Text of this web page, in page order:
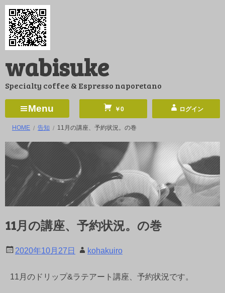
コ
ン
ツ
ス
ッ
wabisuke
Specialty coffee & Espresso naporetano
Menu ￥0 ログイン
HOME 告知 11月の講座、予約状況。の巻
11月の講座、予約状況。の巻
2020年10月27日 kohakuiro
11月のドリップ&ラテアート講座、予約状況です。